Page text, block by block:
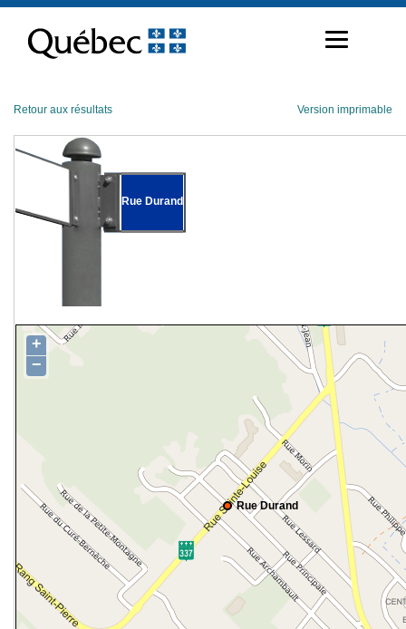
contenu
Retour aux résultats Version imprimable
Rue Durand
Rue Durand
+
−